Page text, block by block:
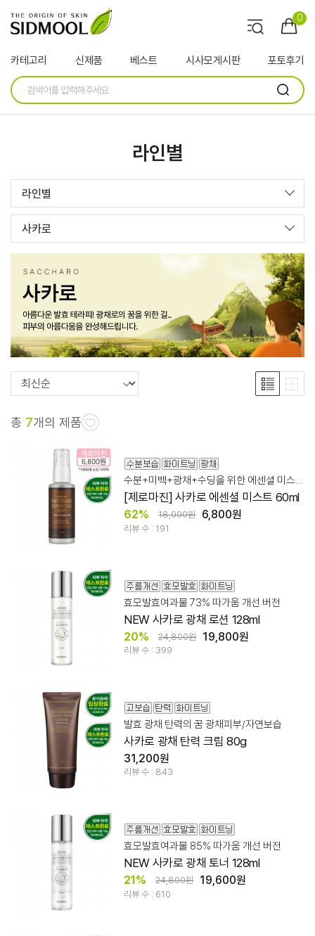
0
카테고리 신제품 베스트 시사모게시판 포토후기
라인별
라인별
사카로
총 7개의 제품
수분+미백+광채+수딩을 위한 에센셜 미스트
[제로마진] 사카로 에센셜 미스트 60ml
62% 18,000원 6,800원
리뷰 수 : 191
효모발효여과물 73% 따가움 개선 버전
NEW 사카로 광채 로션 128ml
20% 24,800원 19,800원
리뷰 수 : 399
발효 광채 탄력의 꿈 광채피부/자연보습
사카로 광채 탄력 크림 80g
31,200원
리뷰 수 : 843
효모발효여과물 85% 따가움 개선 버전
NEW 사카로 광채 토너 128ml
21% 24,800원 19,600원
리뷰 수 : 610